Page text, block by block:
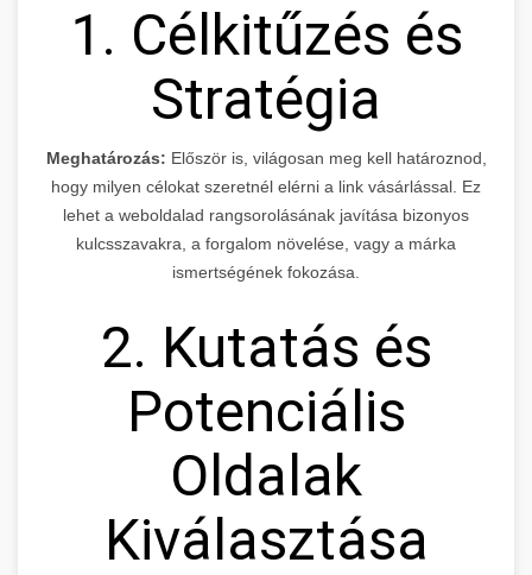
1. Célkitűzés és
Stratégia
Meghatározás: Először is, világosan meg kell határoznod,
hogy milyen célokat szeretnél elérni a link vásárlással. Ez
lehet a weboldalad rangsorolásának javítása bizonyos
kulcsszavakra, a forgalom növelése, vagy a márka
ismertségének fokozása.
2. Kutatás és
Potenciális
Oldalak
Kiválasztása